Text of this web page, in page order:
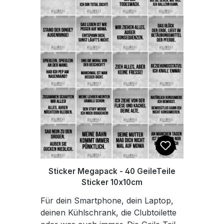
Sticker Megapack - 40 GeileTeile
Sticker 10x10cm
Für dein Smartphone, dein Laptop,
deinen Kühlschrank, die Clubtoilette